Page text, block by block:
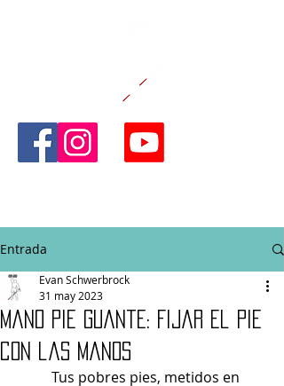
Entrada
Mano Pie Guante: Fijar el pie
con las manos
Evan Schwerbrock
31 may 2023